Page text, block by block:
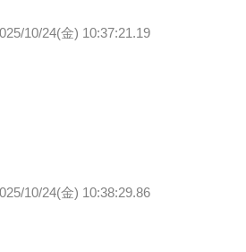
10/24(金) 10:37:21.19
10/24(金) 10:38:29.86